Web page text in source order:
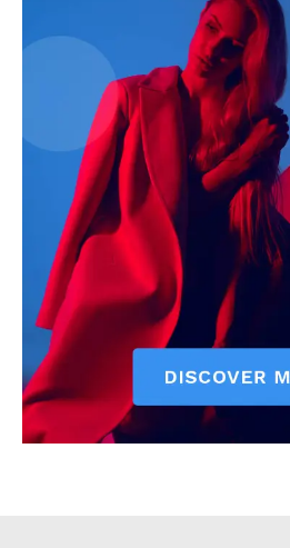
Contact us
Subscription Plans
My account